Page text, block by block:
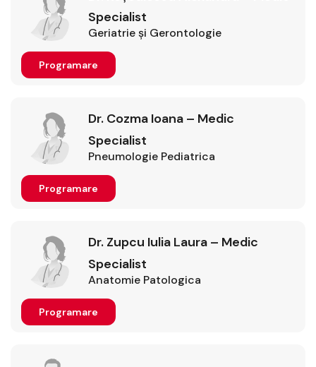
Specialist
Geriatrie şi Gerontologie
Programare
Dr. Cozma Ioana – Medic
Specialist
Pneumologie Pediatrica
Programare
Dr. Zupcu Iulia Laura – Medic
Specialist
Anatomie Patologica
Programare